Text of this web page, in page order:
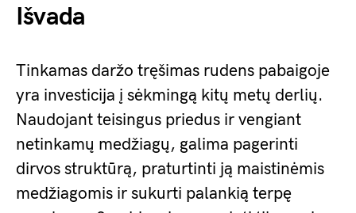
Išvada
Tinkamas daržo tręšimas rudens pabaigoje
yra investicija į sėkmingą kitų metų derlių.
Naudojant teisingus priedus ir vengiant
netinkamų medžiagų, galima pagerinti
dirvos struktūrą, praturtinti ją maistinėmis
medžiagomis ir sukurti palankią terpę